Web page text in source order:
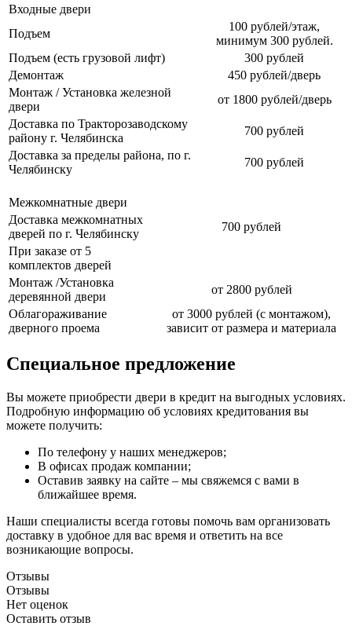
Входные двери
Подъем
100 рублей/этаж,
минимум 300 рублей.
Подъем (есть грузовой лифт)
300 рублей
Демонтаж
450 рублей/дверь
Монтаж / Установка железной
двери
от 1800 рублей/дверь
Доставка по Тракторозаводскому
району г. Челябинска
700 рублей
Доставка за пределы района, по г.
Челябинску
700 рублей
Межкомнатные двери
Доставка межкомнатных
дверей по г. Челябинску
700 рублей
При заказе от 5
комплектов дверей
Монтаж /Установка
деревянной двери
от 2800 рублей
Облагораживание
дверного проема
от 3000 рублей (с монтажом),
зависит от размера и материала
Специальное предложение
Вы можете приобрести двери в кредит на выгодных условиях.
Подробную информацию об условиях кредитования вы
можете получить:
По телефону у наших менеджеров;
В офисах продаж компании;
Оставив заявку на сайте – мы свяжемся с вами в
ближайшее время.
Наши специалисты всегда готовы помочь вам организовать
доставку в удобное для вас время и ответить на все
возникающие вопросы.
Отзывы
Отзывы
Нет оценок
Оставить отзыв